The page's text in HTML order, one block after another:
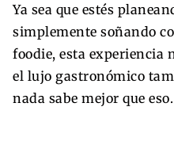
Ya sea que estés
simplemente soñando
foodie, esta experiencia
el lujo gastronómico
nada sabe mejor que eso.